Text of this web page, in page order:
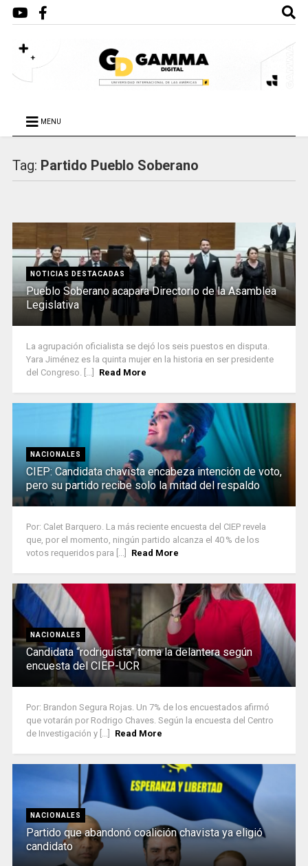
MENU
Tag: Partido Pueblo Soberano
NOTICIAS DESTACADAS
Pueblo Soberano acapara Directorio de la Asamblea
Legislativa
La agrupación oficialista se dejó los seis puestos en disputa.
Yara Jiménez es la quinta mujer en la historia en ser presidente
del Congreso. [...]
Read More
NACIONALES
CIEP: Candidata chavista encabeza intención de voto,
pero su partido recibe solo la mitad del respaldo
Por: Calet Barquero. La más reciente encuesta del CIEP revela
que, por el momento, ningún partido alcanza el 40 % de los
votos requeridos para [...]
Read More
NACIONALES
Candidata “rodriguista” toma la delantera según
encuesta del CIEP-UCR
Por: Brandon Segura Rojas. Un 7% de los encuestados afirmó
que votarán por Rodrigo Chaves. Según la encuesta del Centro
de Investigación y [...]
Read More
NACIONALES
Partido que abandonó coalición chavista ya eligió
candidato